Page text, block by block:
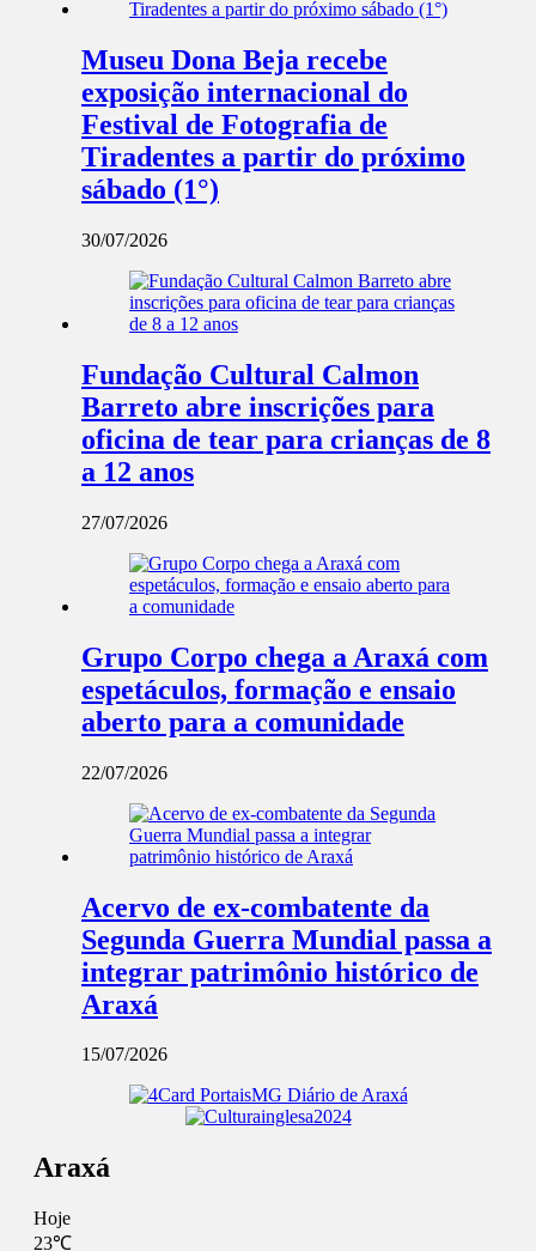
Museu Dona Beja recebe
exposição internacional do
Festival de Fotografia de
Tiradentes a partir do próximo
sábado (1°)
30/07/2026
Fundação Cultural Calmon
Barreto abre inscrições para
oficina de tear para crianças de 8
a 12 anos
27/07/2026
Grupo Corpo chega a Araxá com
espetáculos, formação e ensaio
aberto para a comunidade
22/07/2026
Acervo de ex-combatente da
Segunda Guerra Mundial passa a
integrar patrimônio histórico de
Araxá
15/07/2026
Araxá
Hoje
23℃